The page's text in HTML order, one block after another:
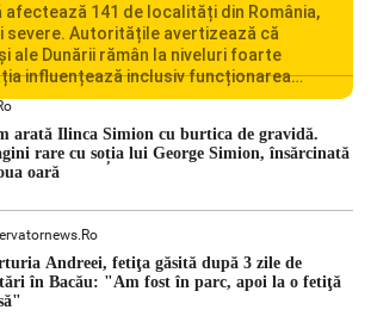
afectează 141 de localități din România,
severe. Autoritățile avertizează că
ale Dunării rămân la niveluri foarte
influențează inclusiv funcționarea
de la Cernavodă. România se confruntă
mai dificile perioade din punct de vedere
ani. Lipsa […]
arată Ilinca Simion cu burtica de gravidă.
rare cu soția lui George Simion, însărcinată
oară
Andreei, fetiţa găsită după 3 zile de
în Bacău: "Am fost în parc, apoi la o fetiţă